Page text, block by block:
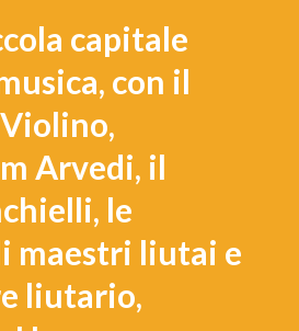
capitale
con il
Arvedi, il
le
maestri liutai e
liutario,